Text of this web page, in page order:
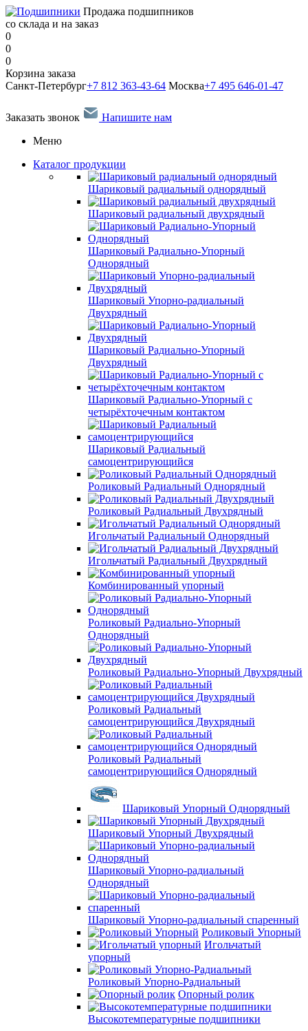
Продажа подшипников
со склада и на заказ
0
0
0
Корзина заказа
Санкт-Петербург+7 812 363-43-64 Москва+7 495 646-01-47
Заказать звонок
Напишите нам
Меню
Каталог продукции
Шариковый радиальный однорядный
Шариковый радиальный двухрядный
Шариковый Радиально-Упорный
Однорядный
Шариковый Упорно-радиальный
Двухрядный
Шариковый Радиально-Упорный
Двухрядный
Шариковый Радиально-Упорный с
четырёхточечным контактом
Шариковый Радиальный
самоцентрирующийся
Роликовый Радиальный Однорядный
Роликовый Радиальный Двухрядный
Игольчатый Радиальный Однорядный
Игольчатый Радиальный Двухрядный
Комбинированный упорный
Роликовый Радиально-Упорный
Однорядный
Роликовый Радиально-Упорный Двухрядный
Роликовый Радиальный
самоцентрирующийся Двухрядный
Роликовый Радиальный
самоцентрирующийся Однорядный
Шариковый Упорный Однорядный
Шариковый Упорный Двухрядный
Шариковый Упорно-радиальный
Однорядный
Шариковый Упорно-радиальный спаренный
Роликовый Упорный
Игольчатый
упорный
Роликовый Упорно-Радиальный
Опорный ролик
Высокотемпературные подшипники